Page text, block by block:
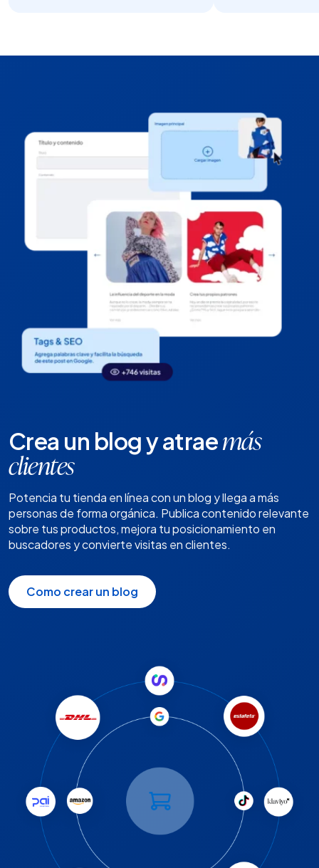
Crea un blog y atraemás
clientes
Potencia tu tienda en línea con un blog y llega a más
personas de forma orgánica. Publica contenido relevante
sobre tus productos, mejora tu posicionamiento en
buscadores y convierte visitas en clientes.
Como crear un blog